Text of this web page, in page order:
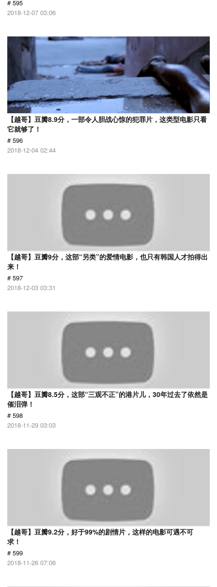
# 595
2018-12-07 03:06
【越哥】豆瓣8.9分，一部令人胆战心惊的犯罪片，这类型电影只看
它就够了！
# 596
2018-12-04 02:44
【越哥】豆瓣9分，这部“另类”的爱情电影，也只有韩国人才拍得出
来！
# 597
2018-12-03 03:31
【越哥】豆瓣8.5分，这部“三观不正”的港片儿，30年过去了依然是
催泪弹！
# 598
2018-11-29 03:03
【越哥】豆瓣9.2分，好于99%的剧情片，这样的电影可遇不可
求！
# 599
2018-11-26 07:06